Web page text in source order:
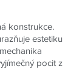
konstrukce.
estetiku
pocit z